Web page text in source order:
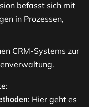
befasst sich mit
in Prozessen,
CRM-Systems zur
:
: Hier geht es